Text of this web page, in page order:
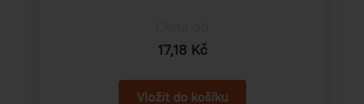
17,18 Kč